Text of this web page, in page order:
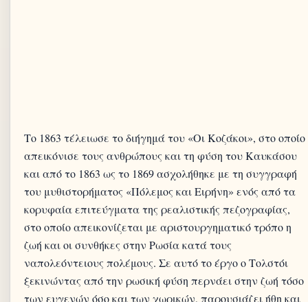
Το 1863 τέλειωσε το διήγημά του «Οι Κοζάκοι», στο οποίο
απεικόνισε τους ανθρώπους και τη φύση του Καυκάσου
και από το 1863 ως το 1869 ασχολήθηκε με τη συγγραφή
του μυθιστορήματος «Πόλεμος και Ειρήνη» ενός από τα
κορυφαία επιτεύγματα της ρεαλιστικής πεζογραφίας,
στο οποίο απεικονίζεται με αριστουργηματικό τρόπο η
ζωή και οι συνθήκες στην Ρωσία κατά τους
ναπολεόντειους πολέμους. Σε αυτό το έργο ο Τολστόι
ξεκινώντας από την ρωσική φύση περνάει στην ζωή τόσο
των ευγενών όσο και των χωρικών, παρουσιάζει ήθη και